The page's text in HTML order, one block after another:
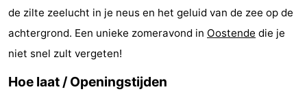
Fietsen
-
Wandelen
-
Paardrijden
-
de zilte zeelucht in je neus en het geluid van de zee op de
achtergrond. Een unieke zomeravond in Oostende die je
niet snel zult vergeten!
Hoe laat / Openingstijden